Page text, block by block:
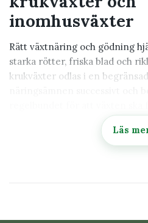
inomhusväxter
Rätt växtnäring och gödning
starka rötter, friska blad och
krukväxter odlas i en
Hos Klorofyllverket hittar du
Näringspinnar för
Läs